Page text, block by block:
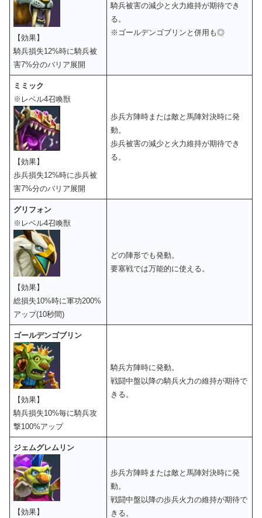
【効果】
騎兵損失12%時に騎兵被
害7%分のバリア展開
騎兵被害の減少と火力維持が期待でき
る。
※ゴールデンゴブリンと併用も◎
ミミック
※レベル4召喚獣
【効果】
歩兵損失12%時に歩兵被
害7%分のバリア展開
歩兵方陣時または敵と馬陣対決時に発
動。
歩兵被害の減少と火力維持が期待でき
る。
グリフォン
※レベル4召喚獣
【効果】
総損失10%時に軍功200%
アップ(10秒間)
どの陣形でも発動。
要塞戦では万能的に使える。
ゴールデンゴブリン
【効果】
騎兵損失10%毎に騎兵攻
撃100%アップ
騎兵方陣時に発動。
戦闘中盤以降の騎兵火力の維持が期待で
きる。
ジェムグレムリン
【効果】
歩兵方陣時または敵と馬陣対決時に発
動。
戦闘中盤以降の歩兵火力の維持が期待で
きる。